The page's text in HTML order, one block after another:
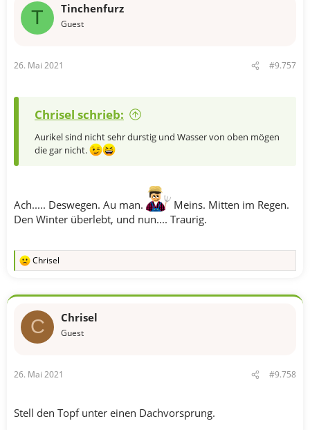
T Tinchenfurz
Guest
26. Mai 2021 #9.757
Chrisel schrieb:
Aurikel sind nicht sehr durstig und Wasser von oben mögen
die gar nicht.
Ach..... Deswegen. Au man.
Meins. Mitten im Regen.
Den Winter überlebt, und nun.... Traurig.
R
k
o
:
Chrisel
C Chrisel
Guest
26. Mai 2021 #9.758
Stell den Topf unter einen Dachvorsprung.